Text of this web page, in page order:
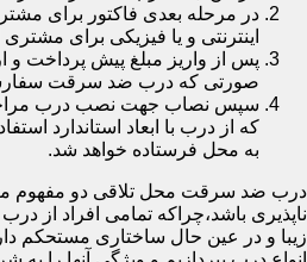
در مرحله بعدی فاکتور برای
اینترنتی و یا فیزیکی برای
پس از واریز مبلغ پیش پرداخت و
صورتی که درب ضد سرقت
سپس نصاب جهت نصب درب
که از درب با ابعاد استاندارد
به محل فرستاده خواهد شد.
درب ضد سرقت محل تلاقی دو مفهوم
ناپذیری باشد،چراکه تمامی افراد از
زیبا و در عین حال ساختاری مستحکم